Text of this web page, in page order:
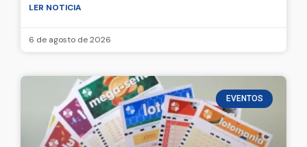
LER NOTICIA
6 de agosto de 2026
EVENTOS